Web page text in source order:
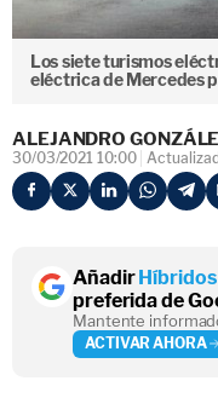
Los siete turismos
eléctrica de Mercedes
ALEJANDRO
30/03/2021 10:00
Añadir
preferida de
Mantente
ACTIVAR AHORA